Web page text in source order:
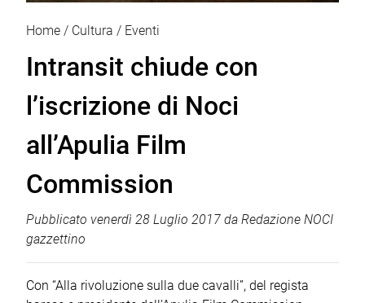
Home Cultura Eventi
Intransit chiude con
l’iscrizione di Noci
all’Apulia Film
Commission
Pubblicato venerdì 28 Luglio 2017 da Redazione NOCI
gazzettino
Con “Alla rivoluzione sulla due cavalli”, del regista